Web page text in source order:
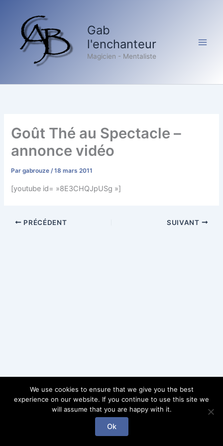
contenu
Gab
l'enchanteur
Magicien - Mentaliste
Goût Thé au Spectacle –
annonce vidéo
Pargabrouze/18 mars 2011
[youtube id= »8E3CHQJpUSg »]
PRÉCÉDENT SUIVANT
Copyright © 2026 Gab l'enchanteur | Powered by Gab
We use cookies to ensure that we give you the best
experience on our website. If you continue to use this site we
will assume that you are happy with it.
Ok